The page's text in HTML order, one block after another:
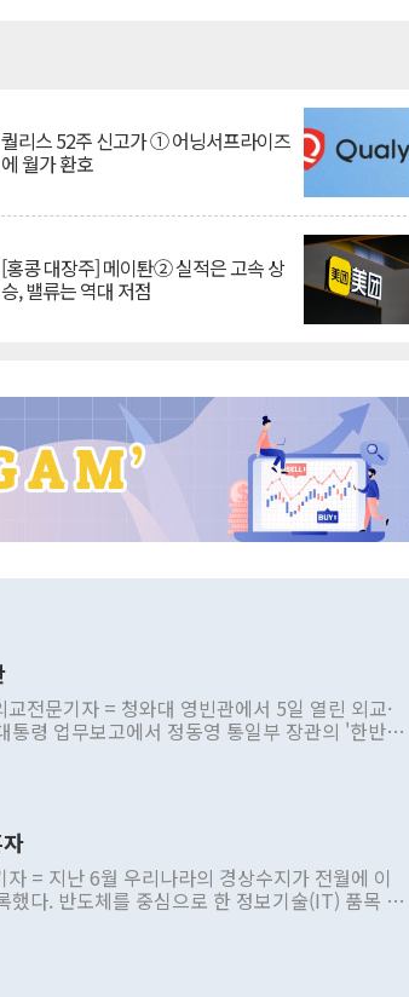
퀄리스 52주 신고가 ① 어닝서프라이즈
에 월가 환호
[홍콩 대장주] 메이퇀② 실적은 고속 상
승, 밸류는 역대 저점
전문기자 = 청와대 영빈관에서 5일 열린 외교·
통령 업무보고에서 정동영 통일부 장관의 '한반도
거치지 않은 사안을 정책으로 추진하겠다고 공
실적 구상'이라는 비판을 내놨다. 그동안 정 장
이 물의를 빚은 적은 여러 번 있지만 대통령과 유
부정적 입장을 표명한 것은 이례적이다. 정 장
월권을 제어해야 한다는 목소리도 높아지고 있
= 지난 6월 우리나라의 경상수지가 전월에 이
했다. 반도체를 중심으로 한 정보기술(IT) 품목 수